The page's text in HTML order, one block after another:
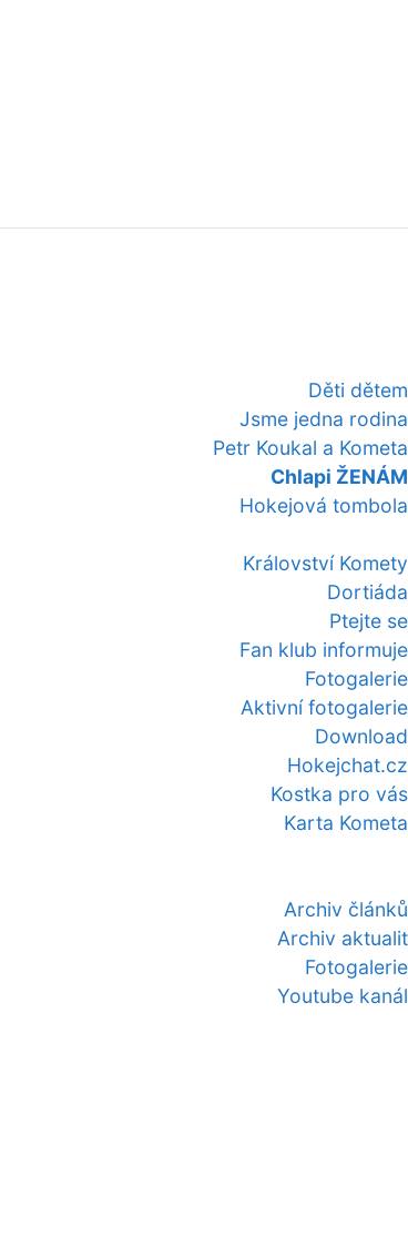
Děti dětem
Jsme jedna rodina
Petr Koukal a Kometa
Chlapi ŽENÁM
Hokejová tombola
Království Komety
Dortiáda
Ptejte se
Fan klub informuje
Fotogalerie
Aktivní fotogalerie
Download
Hokejchat.cz
Kostka pro vás
Karta Kometa
Archiv článků
Archiv aktualit
Fotogalerie
Youtube kanál